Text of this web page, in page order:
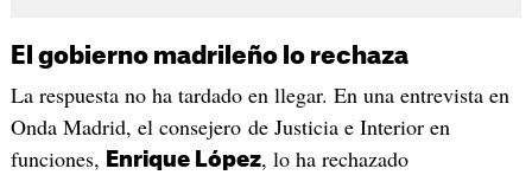
El gobierno madrileño lo rechaza
La respuesta no ha tardado en llegar. En una entrevista en
Onda Madrid, el consejero de Justicia e Interior en
funciones, Enrique López, lo ha rechazado